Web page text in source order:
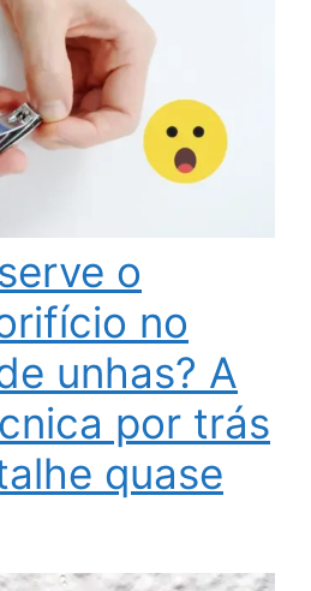
o
no
unhas? A
por trás
quase